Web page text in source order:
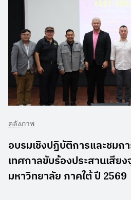
คลังภาพ
อบรมเชิงปฏิบัติการและชมก
เทศกาลขับร้องประสานเสีย
มหาวิทยาลัย ภาคใต้ ปี 2569